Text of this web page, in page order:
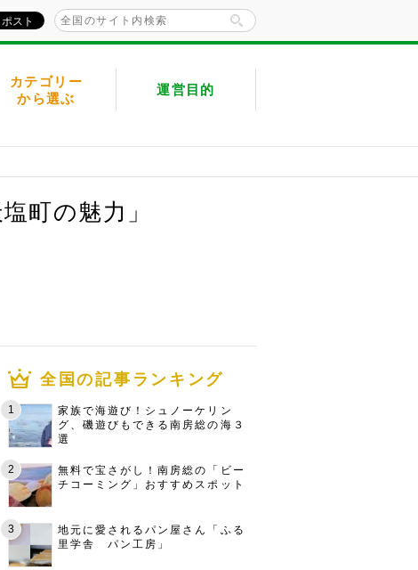
カテゴリー
から選ぶ
運営目的
町の魅力」
全国の記事ランキング
家族で海遊び！シュノーケリン
グ、磯遊びもできる南房総の海３
選
無料で宝さがし！南房総の「ビー
チコーミング」おすすめスポット
地元に愛されるパン屋さん「ふる
里学舎 パン工房」